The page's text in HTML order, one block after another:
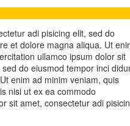
adi pisicing elit, sed do
et dolore magna aliqua. Ut
ullamco ipsum dolor sit
do eiusmod tempor inci
enim ad minim veniam, quis
nisi ut ex ea commodo
sit amet, consectetur adi